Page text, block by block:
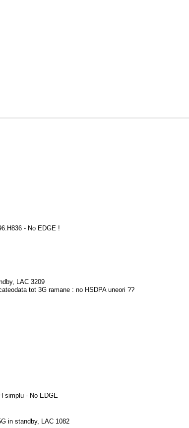
- No EDGE !
LAC 3209
tot 3G ramane : no HSDPA uneori ??
simplu - No EDGE
in standby, LAC 1082